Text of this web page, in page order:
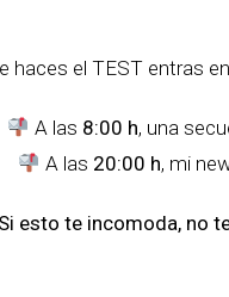
haces el TEST entras
A las 8:00 h, una
A las 20:00 h, mi
Si esto te incomoda, no